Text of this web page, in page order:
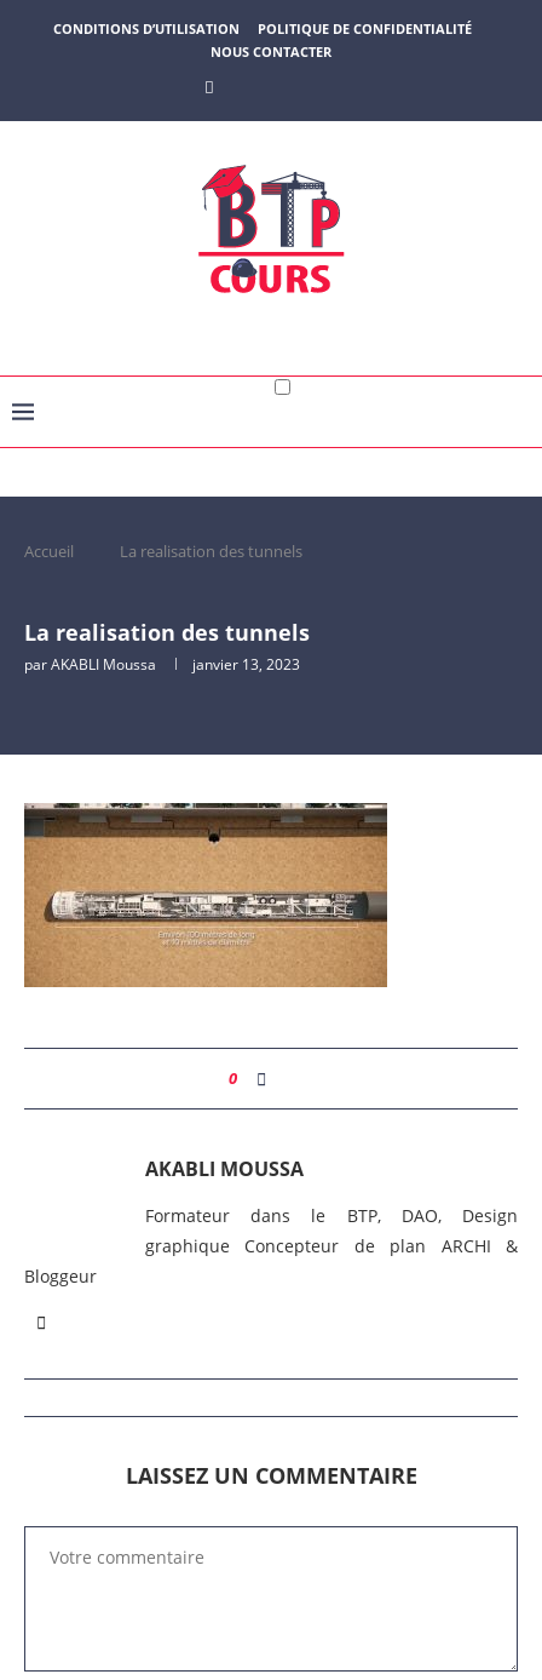
CONDITIONS D’UTILISATION
POLITIQUE DE CONFIDENTIALITÉ
NOUS CONTACTER
Accueil La realisation des tunnels
La realisation des tunnels
parAKABLI Moussa janvier 13, 2023
0
AKABLI MOUSSA
Formateur dans le BTP, DAO, Design
graphique Concepteur de plan ARCHI &
Bloggeur
LAISSEZ UN COMMENTAIRE